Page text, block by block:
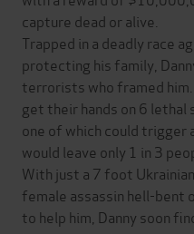
capture dead or alive.
Trapped in a deadly race
protecting his family,
terrorists who framed
get their hands on 6 lethal
one of which could trigger
would leave only 1 in 3
With just a 7 foot
female assassin hell-bent
to help him, Danny soon